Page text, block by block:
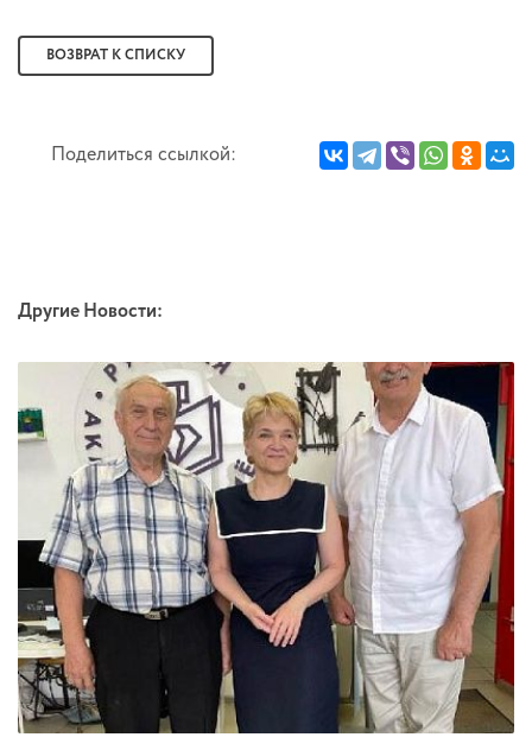
ВОЗВРАТ К СПИСКУ
Поделиться ссылкой:
Другие Новости: